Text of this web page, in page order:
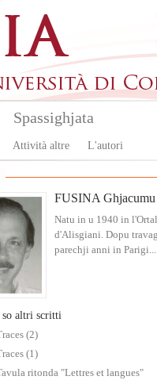
Attività altre L'autori
Spassighjata
FUSINA Ghjacumu
Natu in u 1940 in
d'Alisgiani. Dopu
parechji anni in Parigi...
altri scritti
(2)
(1)
ritonda "Lettres et langues"